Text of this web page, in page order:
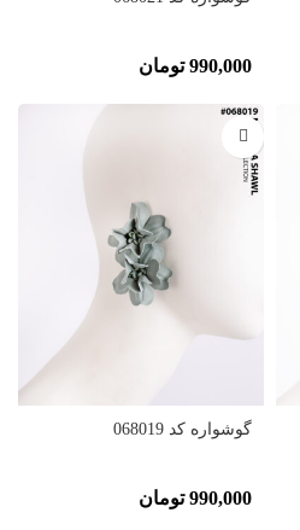
990,000 تومان
گوشواره کد 068019
990,000 تومان